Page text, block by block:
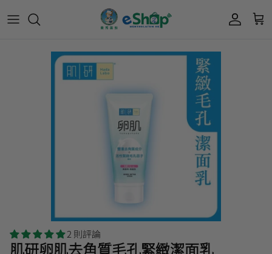
所有產品
所有產品
樂敦 Rohto
肌研 Hada
Labo
為消費者提供潤唇膏、男士護膚、女士護膚、
防曬、抗痘等護膚品、50惠養髮及樂敦眼藥水
Acnes 優惠券
肌研極潤保濕冰感霜優惠券
肌研極潤保濕化妝水現金券
會員獎賞計劃
積分兌換獎賞教學
最新限定🔥
2 則評論
肌研卵肌去角質毛孔緊緻潔面乳